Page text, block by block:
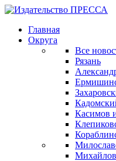
Главная
Округа
Все
Рязань
Касимов